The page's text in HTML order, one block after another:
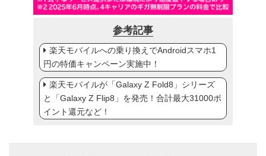
参考記事
楽天モバイルへの乗り換えでAndroidスマホ1
円の特価キャンペーン実施中！
楽天モバイルが「Galaxy Z Fold8」シリーズ
と「Galaxy Z Flip8」を発売！合計最大31000ポ
イント還元など！